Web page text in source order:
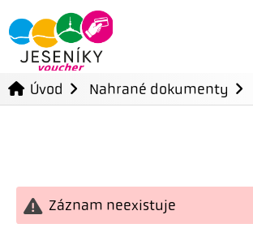
Úvod Nahrané dokumenty
Záznam neexistuje